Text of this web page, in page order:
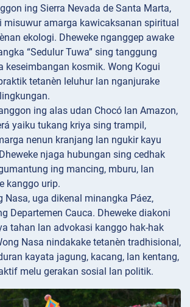
ing Sierra Nevada de Santa Marta,
misuwur amarga kawicaksanan spiritual
ekologi. Dheweke nganggep awake
“Sedulur Tuwa” sing tanggung
keseimbangan kosmik. Wong Kogui
tetanèn leluhur lan nganjurake
ing alas udan Chocó lan Amazon,
yaiku tukang kriya sing trampil,
nenun kranjang lan ngukir kayu
njaga hubungan sing cedhak
ing mancing, mburu, lan
kanggo urip.
Nasa, uga dikenal minangka Páez,
Departemen Cauca. Dheweke diakoni
tahan lan advokasi kanggo hak-hak
Nasa nindakake tetanèn tradhisional,
kayata jagung, kacang, lan kentang,
melu gerakan sosial lan politik.